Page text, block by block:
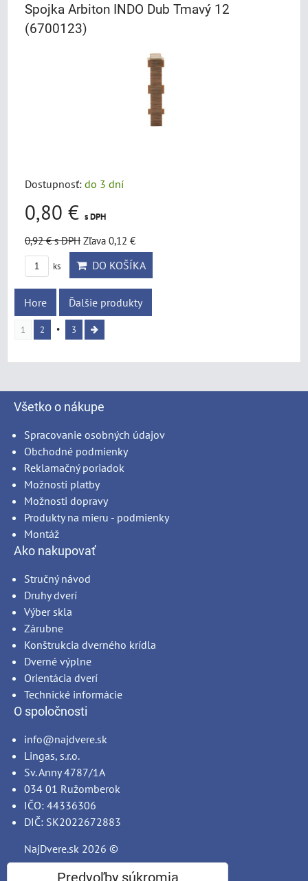
Spojka Arbiton INDO Dub Tmavý 12
(6700123)
Dostupnosť: do 3 dní
0,80 € s DPH
0,92 €s DPH Zľava 0,12 €
ks DO KOŠÍKA
Hore Ďalšie produkty
1 2 3
Všetko o nákupe
Spracovanie osobných údajov
Obchodné podmienky
Reklamačný poriadok
Možnosti platby
Možnosti dopravy
Produkty na mieru - podmienky
Montáž
Ako nakupovať
Stručný návod
Druhy dverí
Výber skla
Zárubne
Konštrukcia dverného krídla
Dverné výplne
Orientácia dverí
Technické informácie
O spoločnosti
info@najdvere.sk
Lingas, s.r.o.
Sv. Anny 4787/1A
034 01 Ružomberok
IČO: 44336306
DIČ: SK2022672883
NajDvere.sk 2026 ©
Predvoľby súkromia